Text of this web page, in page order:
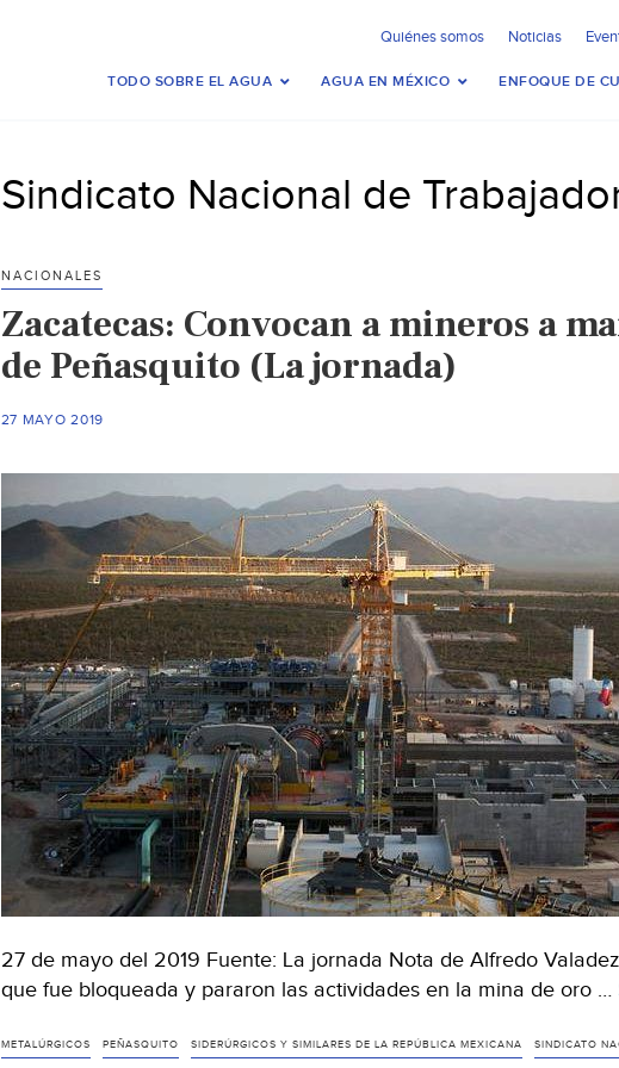
Quiénes somos Noticias
TODO SOBRE EL AGUA AGUA EN MÉXICO ENFOQUE DE
Sindicato Nacional de
NACIONALES
Zacatecas: Convocan a mineros a
de Peñasquito (La jornada)
27 MAYO 2019
27 de mayo del 2019 Fuente: La jornada Nota de Alfredo
que fue bloqueada y pararon las actividades en la mina de oro …
METALÚRGICOS PEÑASQUITO SIDERÚRGICOS Y SIMILARES DE LA REPÚBLICA MEXICANA SINDICATO